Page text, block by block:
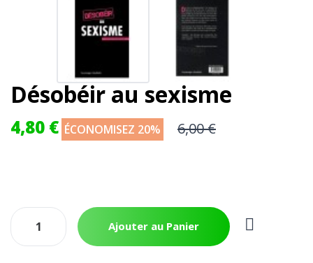
Désobéir au sexisme
4,80 € ÉCONOMISEZ 20% 6,00 €
Ajouter au Panier